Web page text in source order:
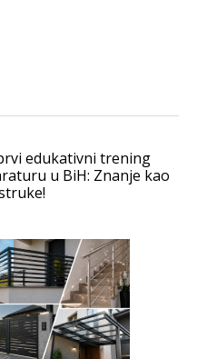
edukativni trening
u BiH: Znanje kao